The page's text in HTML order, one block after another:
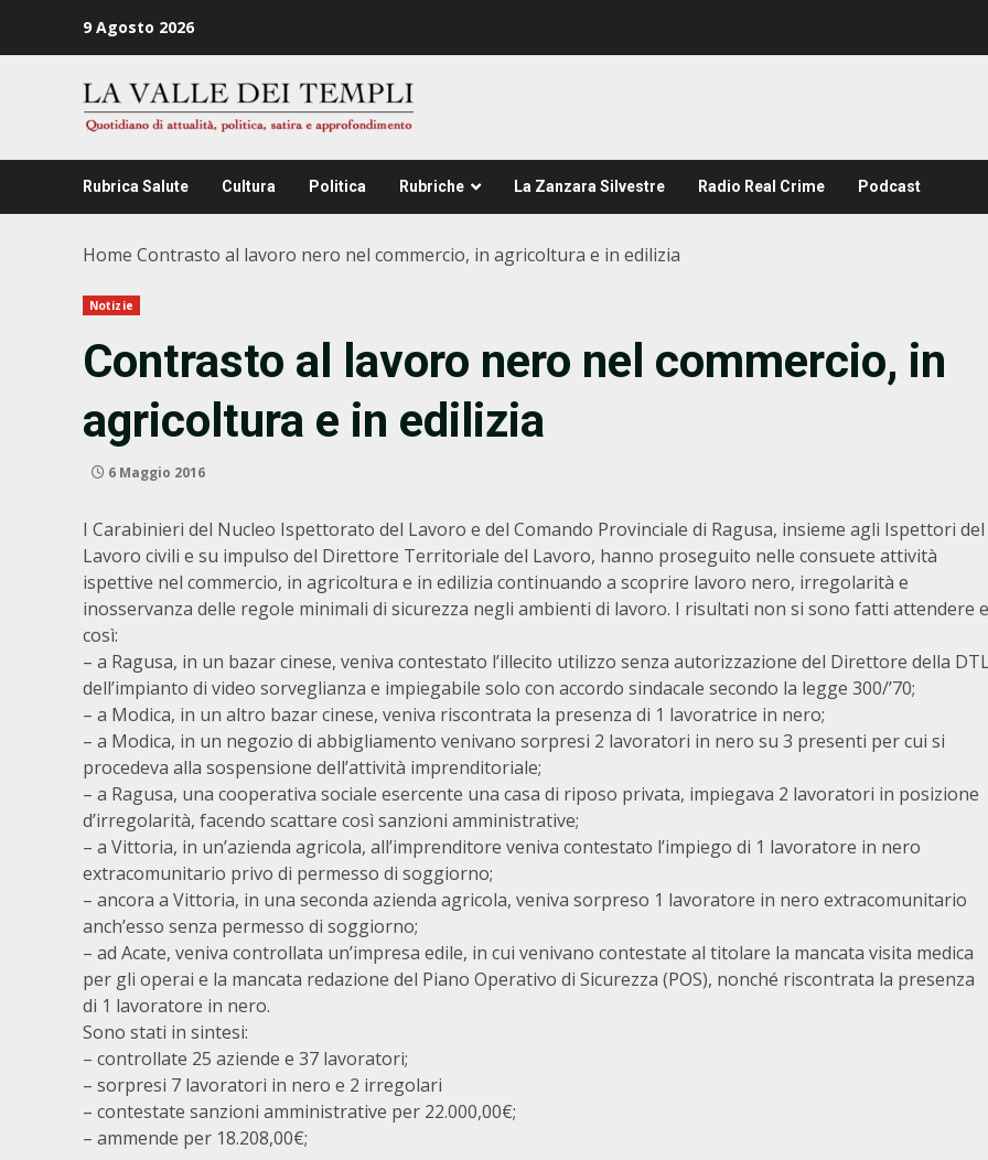
9 Agosto 2026
Rubrica Salute Cultura Politica Rubriche La Zanzara Silvestre Radio Real Crime Podcast
Home Contrasto al lavoro nero nel commercio, in agricoltura e in edilizia
Notizie
Contrasto al lavoro nero nel commercio, in
agricoltura e in edilizia
6 Maggio 2016
I Carabinieri del Nucleo Ispettorato del Lavoro e del Comando Provinciale di Ragusa, insieme agli Ispettori del
Lavoro civili e su impulso del Direttore Territoriale del Lavoro, hanno proseguito nelle consuete attività
ispettive nel commercio, in agricoltura e in edilizia continuando a scoprire lavoro nero, irregolarità e
inosservanza delle regole minimali di sicurezza negli ambienti di lavoro. I risultati non si sono fatti attendere e
così:
– a Ragusa, in un bazar cinese, veniva contestato l’illecito utilizzo senza autorizzazione del Direttore della
dell’impianto di video sorveglianza e impiegabile solo con accordo sindacale secondo la legge 300/’70;
– a Modica, in un altro bazar cinese, veniva riscontrata la presenza di 1 lavoratrice in nero;
– a Modica, in un negozio di abbigliamento venivano sorpresi 2 lavoratori in nero su 3 presenti per cui si
procedeva alla sospensione dell’attività imprenditoriale;
– a Ragusa, una cooperativa sociale esercente una casa di riposo privata, impiegava 2 lavoratori in posizione
d’irregolarità, facendo scattare così sanzioni amministrative;
– a Vittoria, in un’azienda agricola, all’imprenditore veniva contestato l’impiego di 1 lavoratore in nero
extracomunitario privo di permesso di soggiorno;
– ancora a Vittoria, in una seconda azienda agricola, veniva sorpreso 1 lavoratore in nero extracomunitario
anch’esso senza permesso di soggiorno;
– ad Acate, veniva controllata un’impresa edile, in cui venivano contestate al titolare la mancata visita medica
per gli operai e la mancata redazione del Piano Operativo di Sicurezza (POS), nonché riscontrata la presenza
di 1 lavoratore in nero.
Sono stati in sintesi:
– controllate 25 aziende e 37 lavoratori;
– sorpresi 7 lavoratori in nero e 2 irregolari
– contestate sanzioni amministrative per 22.000,00€;
– ammende per 18.208,00€;